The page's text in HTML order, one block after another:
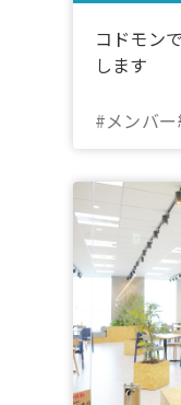
コドモン
します
#メンバ